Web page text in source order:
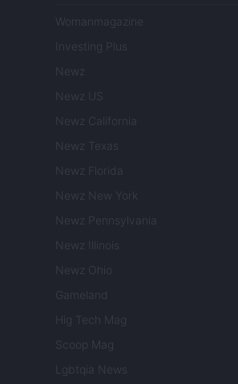
Womanmagazine
Investing Plus
Newz
Newz US
Newz California
Newz Texas
Newz Florida
Newz New York
Newz Pennsylvania
Newz Illinois
Newz Ohio
Gameland
Hig Tech Mag
Scoop Mag
Lgbtqia News